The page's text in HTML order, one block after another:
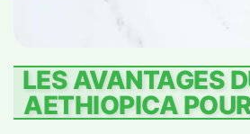
LES AVANTAGES
AETHIOPICA